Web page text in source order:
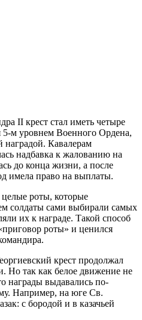
II крест стал иметь четыре
5-м уровнем Военного Ордена,
наградой. Кавалерам
надбавка к жалованию на
до конца жизни, а после
имела право на выплаты.
роты, которые
солдаты сами выбирали самых
их к награде. Такой способ
роты» и ценился
крест продолжал
Но так как белое движение не
награды выдавались по-
Например, на юге Св.
с бородой и в казачьей